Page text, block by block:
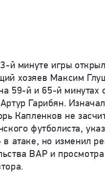
й минуте игры открыл
хозяев Максим
59-й и 65-й минутах
Гарибян.
Капленков не
футболиста,
в атаке, но изменил
ВАР и просмотра